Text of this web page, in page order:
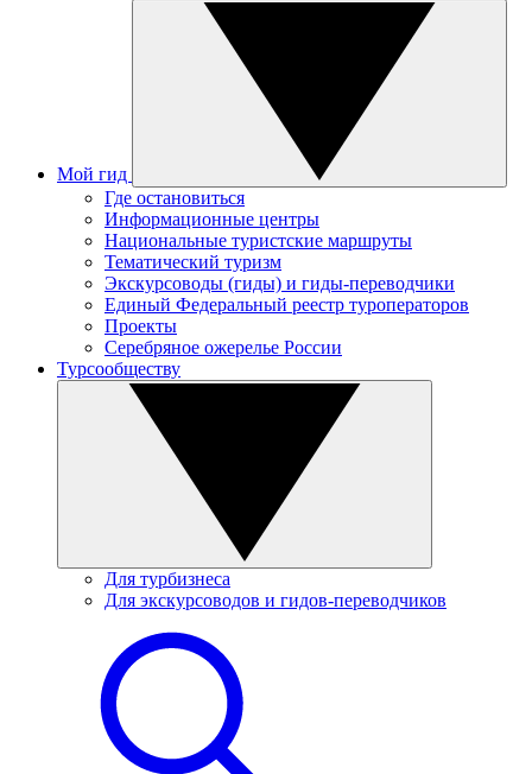
Мой гид
Где остановиться
Информационные центры
Национальные туристские маршруты
Тематический туризм
Экскурсоводы (гиды) и гиды-переводчики
Единый Федеральный реестр туроператоров
Проекты
Серебряное ожерелье России
Турсообществу
Для турбизнеса
Для экскурсоводов и гидов-переводчиков